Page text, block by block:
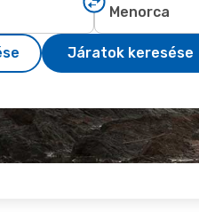
Járatok keresése